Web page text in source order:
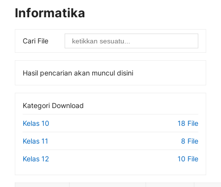
Informatika
Cari File
Hasil pencarian akan muncul disini
Kategori Download
Kelas 10 18 File
Kelas 11 8 File
Kelas 12 10 File